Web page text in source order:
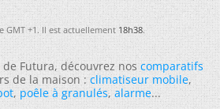
GMT +1. Il est actuellement18h38.
de Futura, découvrez noscomparatifs
de la maison :climatiseur mobile,
,poêle à granulés,alarme...